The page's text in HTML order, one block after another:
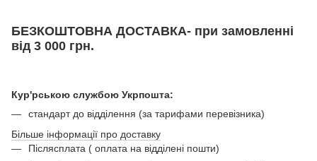
БЕЗКОШТОВНА ДОСТАВКА- при замовленні
від 3 000 грн.
Кур'рською службою Укрпошта:
стандарт до відділення (за тарифами перевізника)
Більше інформації про доставку
Післясплата ( оплата на відділені пошти)